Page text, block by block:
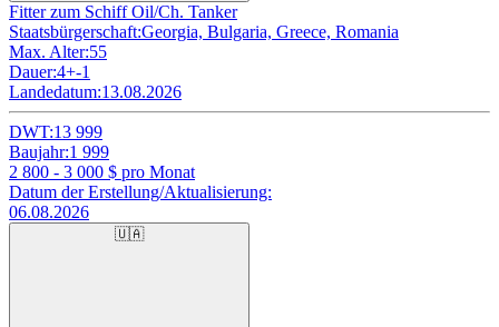
Fitter zum Schiff Oil/Ch. Tanker
Staatsbürgerschaft:Georgia, Bulgaria, Greece, Romania
Max. Alter:55
Dauer:4+-1
Landedatum:13.08.2026
DWT:13 999
Baujahr:1 999
2 800 - 3 000 $ pro Monat
Datum der Erstellung/Aktualisierung:
06.08.2026
🇺🇦